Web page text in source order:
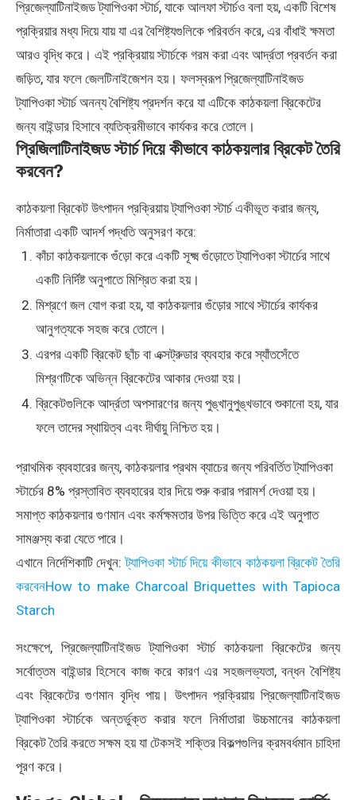
প্রিজেল্যাটিনাইজড ট্যাপিওকা স্টার্চ, যাকে আলফা স্টার্চও বলা হয়, একটি বিশেষ
প্রক্রিয়ার মধ্য দিয়ে যায় যা এর বৈশিষ্ট্যগুলিকে পরিবর্তন করে, এর বাঁধাই ক্ষমতা
আরও বৃদ্ধি করে। এই প্রক্রিয়ায় স্টার্চকে গরম করা এবং আর্দ্রতা প্রবর্তন করা
জড়িত, যার ফলে জেলটিনাইজেশন হয়। ফলস্বরূপ প্রিজেল্যাটিনাইজড
ট্যাপিওকা স্টার্চ অনন্য বৈশিষ্ট্য প্রদর্শন করে যা এটিকে কাঠকয়লা ব্রিকেটের
জন্য বাইন্ডার হিসাবে ব্যতিক্রমীভাবে কার্যকর করে তোলে।
প্রিজিলাটিনাইজড স্টার্চ দিয়ে কীভাবে কাঠকয়লার ব্রিকেট তৈরি
করবেন?
কাঠকয়লা ব্রিকেট উৎপাদন প্রক্রিয়ায় ট্যাপিওকা স্টার্চ একীভূত করার জন্য,
নির্মাতারা একটি আদর্শ পদ্ধতি অনুসরণ করে:
কাঁচা কাঠকয়লাকে গুঁড়ো করে একটি সূক্ষ্ম গুঁড়োতে ট্যাপিওকা স্টার্চের সাথে
একটি নির্দিষ্ট অনুপাতে মিশ্রিত করা হয়।
মিশ্রণে জল যোগ করা হয়, যা কাঠকয়লার গুঁড়োর সাথে স্টার্চের কার্যকর
আনুগত্যকে সহজ করে তোলে।
এরপর একটি ব্রিকেট ছাঁচ বা এক্সট্রুডার ব্যবহার করে স্যাঁতসেঁতে
মিশ্রণটিকে অভিন্ন ব্রিকেটের আকার দেওয়া হয়।
ব্রিকেটগুলিকে আর্দ্রতা অপসারণের জন্য পুঙ্খানুপুঙ্খভাবে শুকানো হয়, যার
ফলে তাদের স্থায়িত্ব এবং দীর্ঘায়ু নিশ্চিত হয়।
প্রাথমিক ব্যবহারের জন্য, কাঠকয়লার প্রথম ব্যাচের জন্য পরিবর্তিত ট্যাপিওকা
স্টার্চের 8% প্রস্তাবিত ব্যবহারের হার দিয়ে শুরু করার পরামর্শ দেওয়া হয়।
সমাপ্ত কাঠকয়লার গুণমান এবং কর্মক্ষমতার উপর ভিত্তি করে এই অনুপাত
সামঞ্জস্য করা যেতে পারে।
এখানে নির্দেশিকাটি দেখুন:ট্যাপিওকা স্টার্চ দিয়ে কীভাবে কাঠকয়লা ব্রিকেট তৈরি
করবেনHow to make Charcoal Briquettes with Tapioca
Starch
সংক্ষেপে, প্রিজেল্যাটিনাইজড ট্যাপিওকা স্টার্চ কাঠকয়লা ব্রিকেটের জন্য
সর্বোত্তম বাইন্ডার হিসেবে কাজ করে কারণ এর সহজলভ্যতা, বন্ধন বৈশিষ্ট্য
এবং ব্রিকেটের গুণমান বৃদ্ধি পায়। উৎপাদন প্রক্রিয়ায় প্রিজেল্যাটিনাইজড
ট্যাপিওকা স্টার্চকে অন্তর্ভুক্ত করার ফলে নির্মাতারা উচ্চমানের কাঠকয়লা
ব্রিকেট তৈরি করতে সক্ষম হয় যা টেকসই শক্তির বিকল্পগুলির ক্রমবর্ধমান চাহিদা
পূরণ করে।